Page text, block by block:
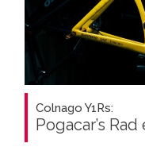
Colnago Y1Rs:
Pogacar’s